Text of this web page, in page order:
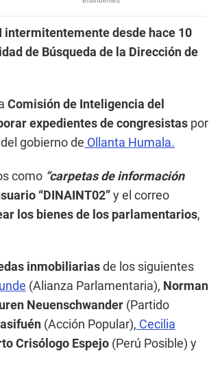
intermitentemente desde hace 10
de Búsqueda de la Dirección de
Comisión de Inteligencia del
expedientes de congresistas por
gobierno de Ollanta Humala.
como “carpetas de información
“DINAINT02”y el correo
los bienes de los parlamentarios,
inmobiliariasde los siguientes
(Alianza Parlamentaria), Norman
Neuenschwander (Partido
(Acción Popular), Cecilia
Crisólogo Espejo (Perú Posible) y